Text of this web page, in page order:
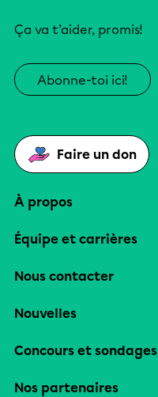
Ça va t’aider, promis!
Abonne-toi ici!
Faire un don
À propos
Équipe et carrières
Nous contacter
Nouvelles
Concours et sondages
Nos partenaires